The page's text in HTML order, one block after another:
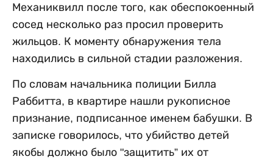
Механиквилл после того, как обеспокоенный
сосед несколько раз просил проверить
жильцов. К моменту обнаружения тела
находились в сильной стадии разложения.
По словам начальника полиции Билла
Раббитта, в квартире нашли рукописное
признание, подписанное именем бабушки. В
записке говорилось, что убийство детей
якобы должно было "защитить” их от